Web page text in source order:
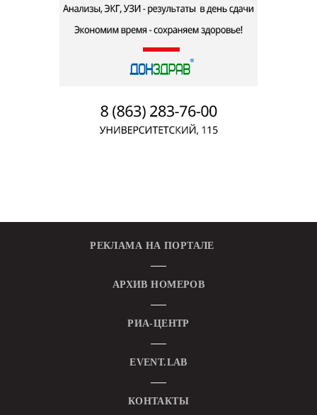
РЕКЛАМА НА ПОРТАЛЕ
АРХИВ НОМЕРОВ
РИА-ЦЕНТР
EVENT.LAB
КОНТАКТЫ